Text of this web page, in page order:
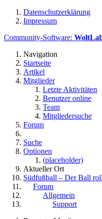
Datenschutzerklärung
Impressum
Community-Software:
Navigation
Startseite
Artikel
Mitglieder
Letzte Aktivitäten
Benutzer online
Team
Mitgliedersuche
Forum
Suche
Optionen
(placeholder)
Aktueller Ort
Südfußball – Der Ball
Forum
Allgemein
Support